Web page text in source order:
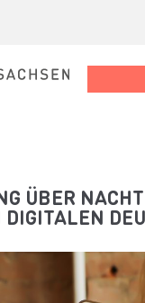
ÜBER
DIGITALEN